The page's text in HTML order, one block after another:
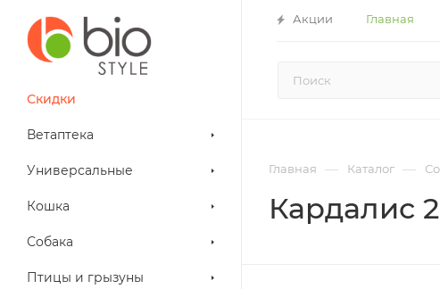
Акции Главная
Скидки
Ветаптека
Универсальные
Кошка
Собака
Птицы и грызуны
Главная — Каталог —
Кардалис